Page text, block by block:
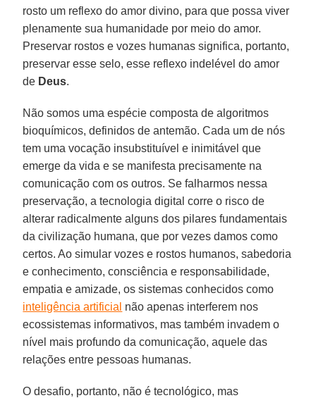
rosto um reflexo do amor divino, para que possa viver
plenamente sua humanidade por meio do amor.
Preservar rostos e vozes humanas significa, portanto,
preservar esse selo, esse reflexo indelével do amor
de Deus.
Não somos uma espécie composta de algoritmos
bioquímicos, definidos de antemão. Cada um de nós
tem uma vocação insubstituível e inimitável que
emerge da vida e se manifesta precisamente na
comunicação com os outros. Se falharmos nessa
preservação, a tecnologia digital corre o risco de
alterar radicalmente alguns dos pilares fundamentais
da civilização humana, que por vezes damos como
certos. Ao simular vozes e rostos humanos, sabedoria
e conhecimento, consciência e responsabilidade,
empatia e amizade, os sistemas conhecidos como
inteligência artificial não apenas interferem nos
ecossistemas informativos, mas também invadem o
nível mais profundo da comunicação, aquele das
relações entre pessoas humanas.
O desafio, portanto, não é tecnológico, mas